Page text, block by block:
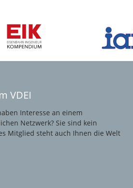
VDEI
Interesse an einem
Netzwerk? Sie sind kein
Mitglied steht auch Ihnen die Welt